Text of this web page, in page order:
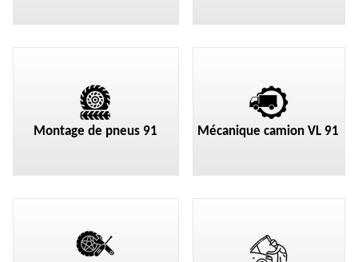
Montage de pneus 91 Mécanique camion VL 91